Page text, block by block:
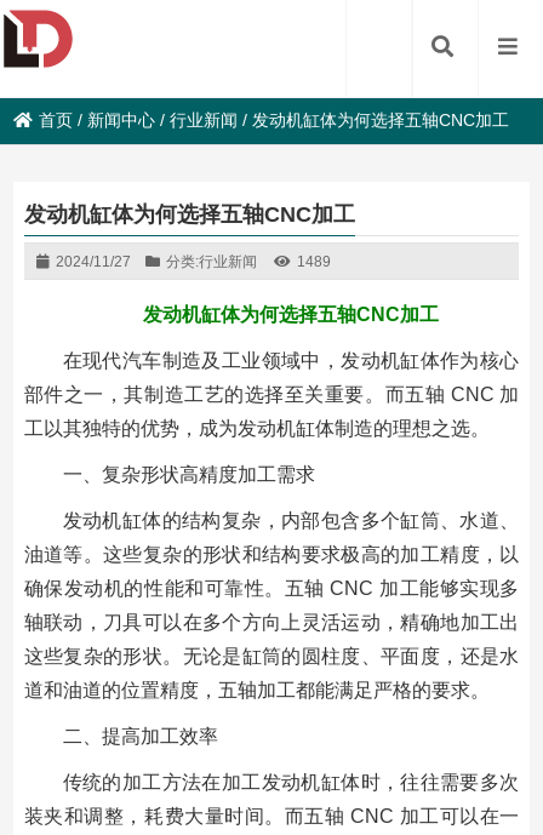
首页 / 新闻中心 /行业新闻 / 发动机缸体为何选择五轴CNC加工
发动机缸体为何选择五轴CNC加工
2024/11/27 分类:行业新闻 1489
发动机缸体为何选择五轴CNC加工
在现代汽车制造及工业领域中，发动机缸体作为核心
部件之一，其制造工艺的选择至关重要。而五轴 CNC 加
工以其独特的优势，成为发动机缸体制造的理想之选。
一、复杂形状高精度加工需求
发动机缸体的结构复杂，内部包含多个缸筒、水道、
油道等。这些复杂的形状和结构要求极高的加工精度，以
确保发动机的性能和可靠性。五轴 CNC 加工能够实现多
轴联动，刀具可以在多个方向上灵活运动，精确地加工出
这些复杂的形状。无论是缸筒的圆柱度、平面度，还是水
道和油道的位置精度，五轴加工都能满足严格的要求。
二、提高加工效率
传统的加工方法在加工发动机缸体时，往往需要多次
装夹和调整，耗费大量时间。而五轴 CNC 加工可以在一